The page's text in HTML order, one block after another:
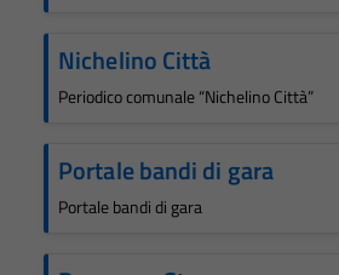
Nichelino Città
Periodico comunale “Nichelino Città”
Portale bandi di gara
Portale bandi di gara